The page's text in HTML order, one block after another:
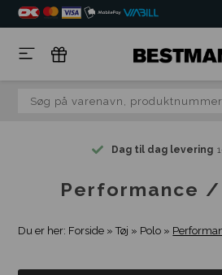
Dag til dag levering
Performance
Du er her: Forside »Tøj » Polo »